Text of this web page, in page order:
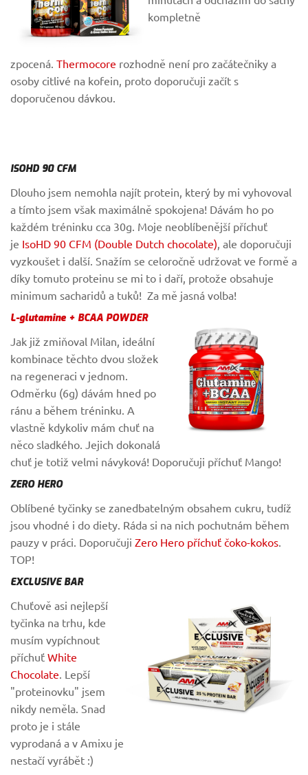
kompletně
zpocená. Thermocore rozhodně není pro začátečniky a
osoby citlivé na kofein, proto doporučuji začít s
doporučenou dávkou.
ISOHD 90 CFM
Dlouho jsem nemohla najít protein, který by mi vyhovoval
a tímto jsem však maximálně spokojena! Dávám ho po
každém tréninku cca 30g. Moje neoblíbenější příchuť
je IsoHD 90 CFM (Double Dutch chocolate) , ale doporučuji
vyzkoušet i další. Snažím se celoročně udržovat ve formě a
díky tomuto proteinu se mi to i daří, protože obsahuje
minimum sacharidů a tuků! Za mě jasná volba!
L-glutamine + BCAA POWDER
Jak již zmiňoval Milan, ideální
kombinace těchto dvou složek
na regeneraci v jednom.
Odměrku (6g) dávám hned po
ránu a během tréninku. A
vlastně kdykoliv mám chuť na
něco sladkého. Jejich dokonalá
chuť je totiž velmi návyková! Doporučuji příchuť Mango!
ZERO HERO
Oblíbené tyčinky se zanedbatelným obsahem cukru, tudíž
jsou vhodné i do diety. Ráda si na nich pochutnám během
pauzy v práci. Doporučuji Zero Hero příchuť čoko-kokos
TOP!
EXCLUSIVE BAR
Chuťově asi nejlepší
tyčinka na trhu, kde
musím vypíchnout
příchuť White
Chocolate . Lepší
"proteinovku" jsem
nikdy neměla. Snad
proto je i stále
vyprodaná a v Amixu je
nestačí vyrábět :)